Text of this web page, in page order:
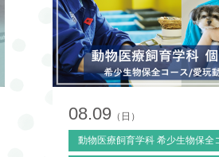
08.09 （日）
動物医療飼育学科 希少生物保全